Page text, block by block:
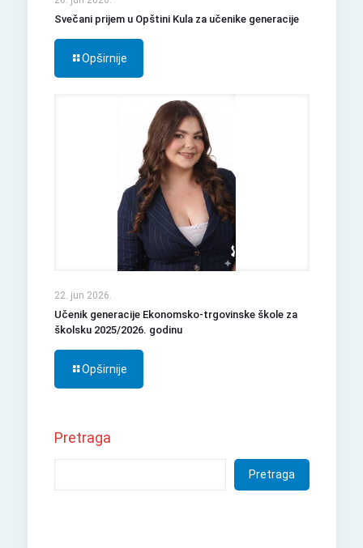
Svečani prijem u Opštini Kula za učenike generacije
Opširnije
22. jun 2026.
Učenik generacije Ekonomsko-trgovinske škole za
školsku 2025/2026. godinu
Opširnije
Pretraga
Pretraga